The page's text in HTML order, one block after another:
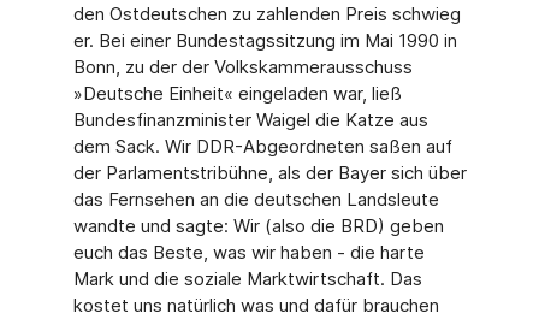
den Ostdeutschen zu zahlenden Preis schwieg
er. Bei einer Bundestagssitzung im Mai 1990 in
Bonn, zu der der Volkskammerausschuss
»Deutsche Einheit« eingeladen war, ließ
Bundesfinanzminister Waigel die Katze aus
dem Sack. Wir DDR-Abgeordneten saßen auf
der Parlamentstribühne, als der Bayer sich über
das Fernsehen an die deutschen Landsleute
wandte und sagte: Wir (also die BRD) geben
euch das Beste, was wir haben - die harte
Mark und die soziale Marktwirtschaft. Das
kostet uns natürlich was und dafür brauchen